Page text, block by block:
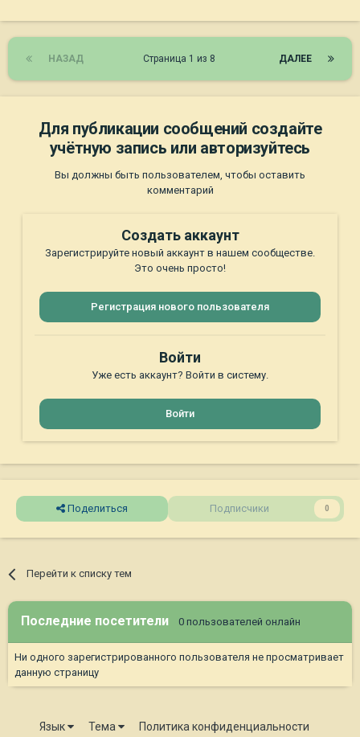
НАЗАД ДАЛЕЕ
Страница 1 из 8
Для публикации сообщений создайте
учётную запись или авторизуйтесь
Вы должны быть пользователем, чтобы оставить
комментарий
Создать аккаунт
Зарегистрируйте новый аккаунт в нашем сообществе.
Это очень просто!
Регистрация нового пользователя
Войти
Уже есть аккаунт? Войти в систему.
Войти
Поделиться Подписчики 0
Перейти к списку тем
Последние посетители 0 пользователей онлайн
Ни одного зарегистрированного пользователя не просматривает
данную страницу
Язык Тема Политика конфиденциальности